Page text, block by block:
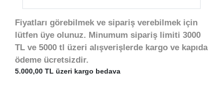
Fiyatları görebilmek ve sipariş verebilmek için
lütfen üye olunuz. Minumum sipariş limiti 3000
TL ve 5000 tl üzeri alışverişlerde kargo ve kapıda
ödeme ücretsizdir.
5.000,00 TL üzeri kargo bedava